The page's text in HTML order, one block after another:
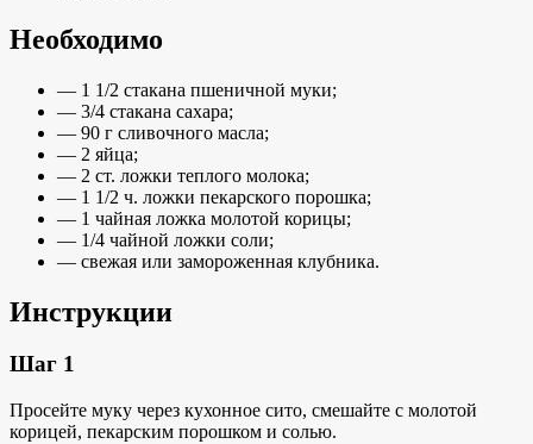
Необходимо
— 1 1/2 стакана пшеничной муки;
— 3/4 стакана сахара;
— 90 г сливочного масла;
— 2 яйца;
— 2 ст. ложки теплого молока;
— 1 1/2 ч. ложки пекарского порошка;
— 1 чайная ложка молотой корицы;
— 1/4 чайной ложки соли;
— свежая или замороженная клубника.
Инструкции
Шаг 1
Просейте муку через кухонное сито, смешайте с молотой
корицей, пекарским порошком и солью.